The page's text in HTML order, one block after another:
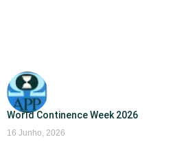
World Continence Week 2026
16 Junho, 2026